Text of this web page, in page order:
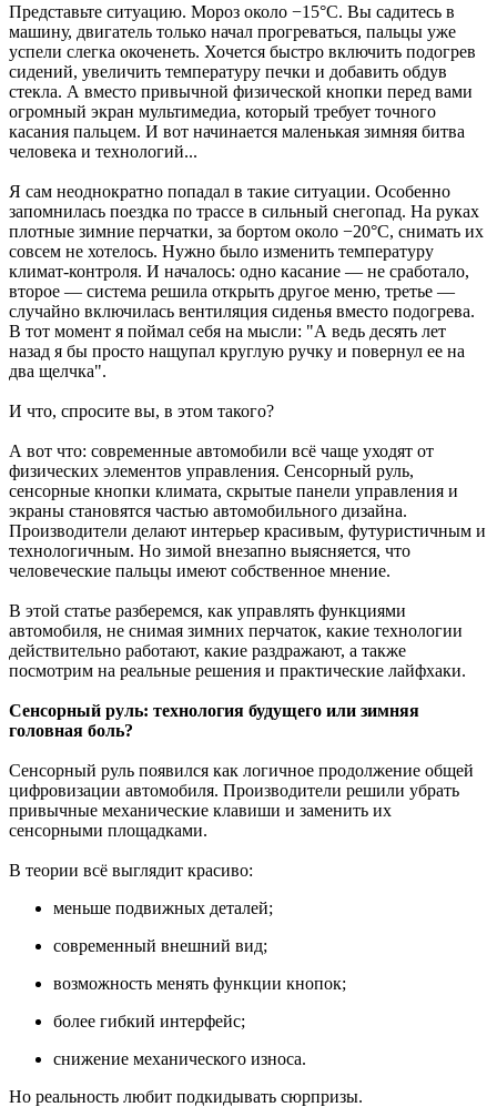
Представьте ситуацию. Мороз около −15°C. Вы садитесь в
машину, двигатель только начал прогреваться, пальцы уже
успели слегка окоченеть. Хочется быстро включить подогрев
сидений, увеличить температуру печки и добавить обдув
стекла. А вместо привычной физической кнопки перед вами
огромный экран мультимедиа, который требует точного
касания пальцем. И вот начинается маленькая зимняя битва
человека и технологий...
Я сам неоднократно попадал в такие ситуации. Особенно
запомнилась поездка по трассе в сильный снегопад. На руках
плотные зимние перчатки, за бортом около −20°C, снимать их
совсем не хотелось. Нужно было изменить температуру
климат-контроля. И началось: одно касание — не сработало,
второе — система решила открыть другое меню, третье —
случайно включилась вентиляция сиденья вместо подогрева.
В тот момент я поймал себя на мысли: "А ведь десять лет
назад я бы просто нащупал круглую ручку и повернул ее на
два щелчка".
И что, спросите вы, в этом такого?
А вот что: современные автомобили всё чаще уходят от
физических элементов управления. Сенсорный руль,
сенсорные кнопки климата, скрытые панели управления и
экраны становятся частью автомобильного дизайна.
Производители делают интерьер красивым, футуристичным и
технологичным. Но зимой внезапно выясняется, что
человеческие пальцы имеют собственное мнение.
В этой статье разберемся, как управлять функциями
автомобиля, не снимая зимних перчаток, какие технологии
действительно работают, какие раздражают, а также
посмотрим на реальные решения и практические лайфхаки.
Сенсорный руль: технология будущего или зимняя
головная боль?
Сенсорный руль появился как логичное продолжение общей
цифровизации автомобиля. Производители решили убрать
привычные механические клавиши и заменить их
сенсорными площадками.
В теории всё выглядит красиво:
меньше подвижных деталей;
современный внешний вид;
возможность менять функции кнопок;
более гибкий интерфейс;
снижение механического износа.
Но реальность любит подкидывать сюрпризы.